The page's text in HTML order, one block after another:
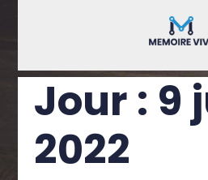
Jour : 9
2022